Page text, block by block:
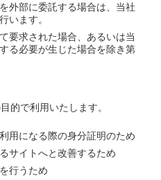
外部に委託する場合は、当社
います。
要求された場合、あるいは当
る必要が生じた場合を除き第
的で利用いたします。
用になる際の身分証明のため
サイトへと改善するため
行うため